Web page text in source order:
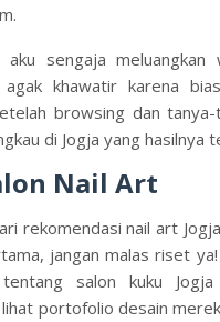
sengaja meluangkan
khawatir karena
browsing dan
di Jogja yang hasilnya
Nail Art
rekomendasi nail art Jogja
jangan malas riset
salon kuku
portofolio desain